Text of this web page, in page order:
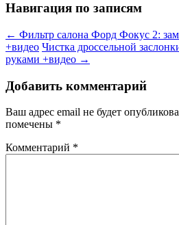
Навигация по записям
← Фильтр салона Форд Фокус 2:
+видео Чистка дроссельной
руками +видео →
Добавить комментарий
Ваш адрес email не будет
помечены *
Комментарий *